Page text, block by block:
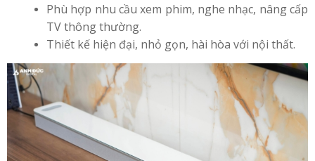
Phù hợp nhu cầu xem phim, nghe nhạc, nâng cấp
TV thông thường.
Thiết kế hiện đại, nhỏ gọn, hài hòa với nội thất.